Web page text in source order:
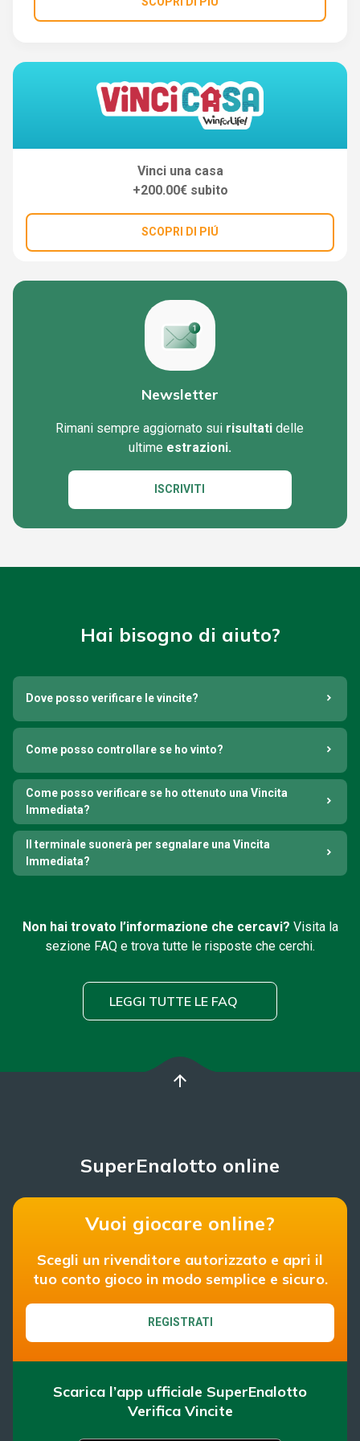
Vinci una casa
+200.00€ subito
SCOPRI DI PIÚ
Newsletter
Rimani sempre aggiornato sui risultati delle
ultime estrazioni.
ISCRIVITI
Hai bisogno di aiuto?
Dove posso verificare le vincite?
Come posso controllare se ho vinto?
Come posso verificare se ho ottenuto una Vincita
Immediata?
Il terminale suonerà per segnalare una Vincita
Immediata?
Non hai trovato l’informazione che cercavi? Visita la
sezione FAQ e trova tutte le risposte che cerchi.
LEGGI TUTTE LE FAQ
arrow_upward
SuperEnalotto online
Vuoi giocare online?
Scegli un rivenditore autorizzato e apri il
tuo conto gioco in modo semplice e sicuro.
REGISTRATI
Scarica l’app ufficiale SuperEnalotto
Verifica Vincite